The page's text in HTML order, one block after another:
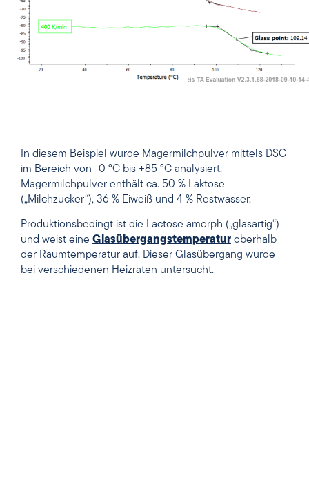
In diesem Beispiel wurde Magermilchpulver mittels DSC
im Bereich von -0 °C bis +85 °C analysiert.
Magermilchpulver enthält ca. 50 % Laktose
(„Milchzucker“), 36 % Eiweiß und 4 % Restwasser.
Produktionsbedingt ist die Lactose amorph („glasartig“)
und weist eine Glasübergangstemperatur oberhalb
der Raumtemperatur auf. Dieser Glasübergang wurde
bei verschiedenen Heizraten untersucht.